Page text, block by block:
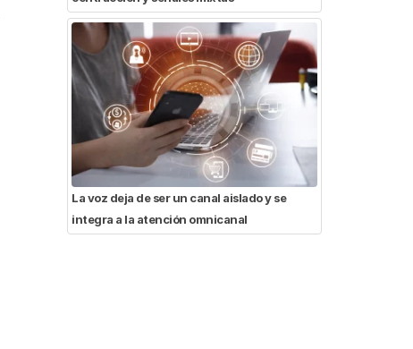
La voz deja de ser un canal aislado y se
integra a la atención omnicanal